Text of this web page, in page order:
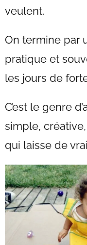
veulent.
On termine par
pratique et
les jours de
C’est le genre
simple,
qui laisse de